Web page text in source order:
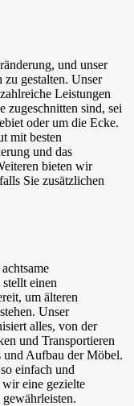
und unser
gestalten. Unser
Leistungen
zugeschnitten sind, sei
oder um die Ecke.
mit besten
und das
bieten wir
Sie zusätzlichen
einen
um älteren
Unser
alles, von der
und Transportieren
und Aufbau der Möbel.
einfach und
eine gezielte